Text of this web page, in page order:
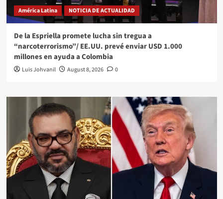
América Latina NOTICIA DE ACTUALIDAD
De la Espriella promete lucha sin tregua a
“narcoterrorismo”/ EE.UU. prevé enviar USD 1.000
millones en ayuda a Colombia
Luis Johvanil August 8, 2026 0